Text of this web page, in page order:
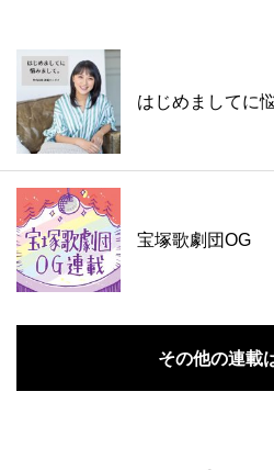
はじめましてに
宝塚歌劇団OG
その他の連載